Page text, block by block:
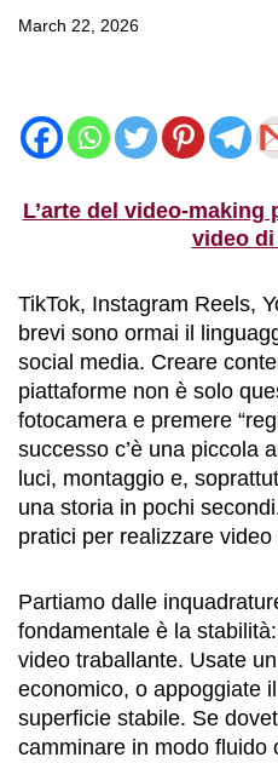
March 22, 2026
L’arte del video-
video
TikTok, Instagram Reels,
brevi sono ormai il
social media. Creare
piattaforme non è solo
fotocamera e premere
successo c’è una piccola
luci, montaggio e,
una storia in pochi
pratici per realizzare
Partiamo dalle
fondamentale è la
video traballante. Usate
economico, o appoggiate
superficie stabile. Se
camminare in modo fluido